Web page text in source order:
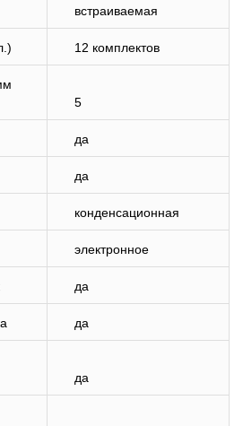
встраиваемая
12 комплектов
5
да
да
конденсационная
электронное
да
да
да